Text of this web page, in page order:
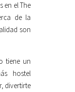
en el The
de la
son
tiene un
hostel
divertirte